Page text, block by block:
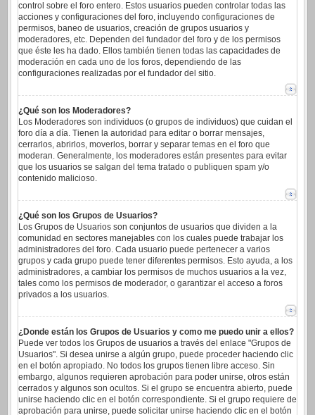
control sobre el foro entero. Estos usuarios pueden controlar todas las
acciones y configuraciones del foro, incluyendo configuraciones de
permisos, baneo de usuarios, creación de grupos usuarios y
moderadores, etc. Dependen del fundador del foro y de los permisos
que éste les ha dado. Ellos también tienen todas las capacidades de
moderación en cada uno de los foros, dependiendo de las
configuraciones realizadas por el fundador del sitio.
¿Qué son los Moderadores?
Los Moderadores son individuos (o grupos de individuos) que cuidan el
foro día a día. Tienen la autoridad para editar o borrar mensajes,
cerrarlos, abrirlos, moverlos, borrar y separar temas en el foro que
moderan. Generalmente, los moderadores están presentes para evitar
que los usuarios se salgan del tema tratado o publiquen spam y/o
contenido malicioso.
¿Qué son los Grupos de Usuarios?
Los Grupos de Usuarios son conjuntos de usuarios que dividen a la
comunidad en sectores manejables con los cuales puede trabajar los
administradores del foro. Cada usuario puede pertenecer a varios
grupos y cada grupo puede tener diferentes permisos. Esto ayuda, a los
administradores, a cambiar los permisos de muchos usuarios a la vez,
tales como los permisos de moderador, o garantizar el acceso a foros
privados a los usuarios.
¿Donde están los Grupos de Usuarios y como me puedo unir a ellos?
Puede ver todos los Grupos de usuarios a través del enlace "Grupos de
Usuarios". Si desea unirse a algún grupo, puede proceder haciendo clic
en el botón apropiado. No todos los grupos tienen libre acceso. Sin
embargo, algunos requieren aprobación para poder unirse, otros están
cerrados y algunos son ocultos. Si el grupo se encuentra abierto, puede
unirse haciendo clic en el botón correspondiente. Si el grupo requiere de
aprobación para unirse, puede solicitar unirse haciendo clic en el botón